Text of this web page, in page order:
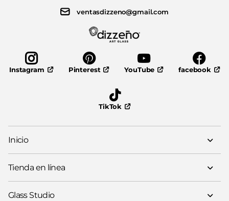
ventasdizzeno@gmail.com
Instagram Pinterest YouTube facebook
TikTok
Inicio
Tienda en línea
Glass Studio